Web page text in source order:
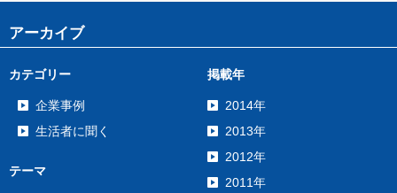
アーカイブ
カテゴリー
企業事例
生活者に聞く
テーマ
掲載年
2014年
2013年
2012年
2011年